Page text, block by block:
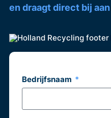
en draagt direct bij
Bedrijfsnaam